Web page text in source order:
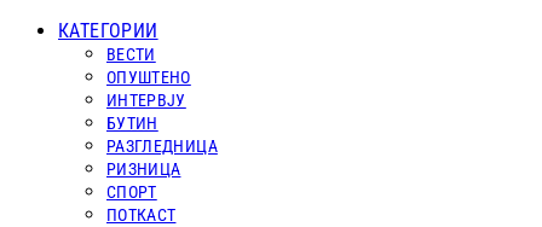
КАТЕГОРИИ
ВЕСТИ
ОПУШТЕНО
ИНТЕРВЈУ
БУТИН
РАЗГЛЕДНИЦА
РИЗНИЦА
СПОРТ
ПОТКАСТ